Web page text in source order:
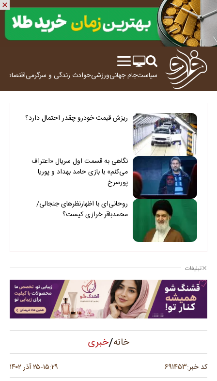
سیاستجام جهانیورزشیحوادث زندگی و سرگرمیاقتصاد
ریزش قیمت خودرو چقدر احتمال دارد؟
نگاهی به قسمت اول سریال «اعتراف
می‌کنم» با بازی حامد بهداد و پوریا
پورسرخ
روحانی‌ای با اظهارنظرهای جنجالی/
محمدباقر خرازی کیست؟
تبلیغات
خانه/خبری
کد خبر:۶۹۱۴۵۳ ۱۵:۲۹-۲۵ آذر ۱۴۰۲